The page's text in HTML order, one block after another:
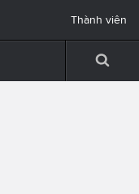
Thành viên